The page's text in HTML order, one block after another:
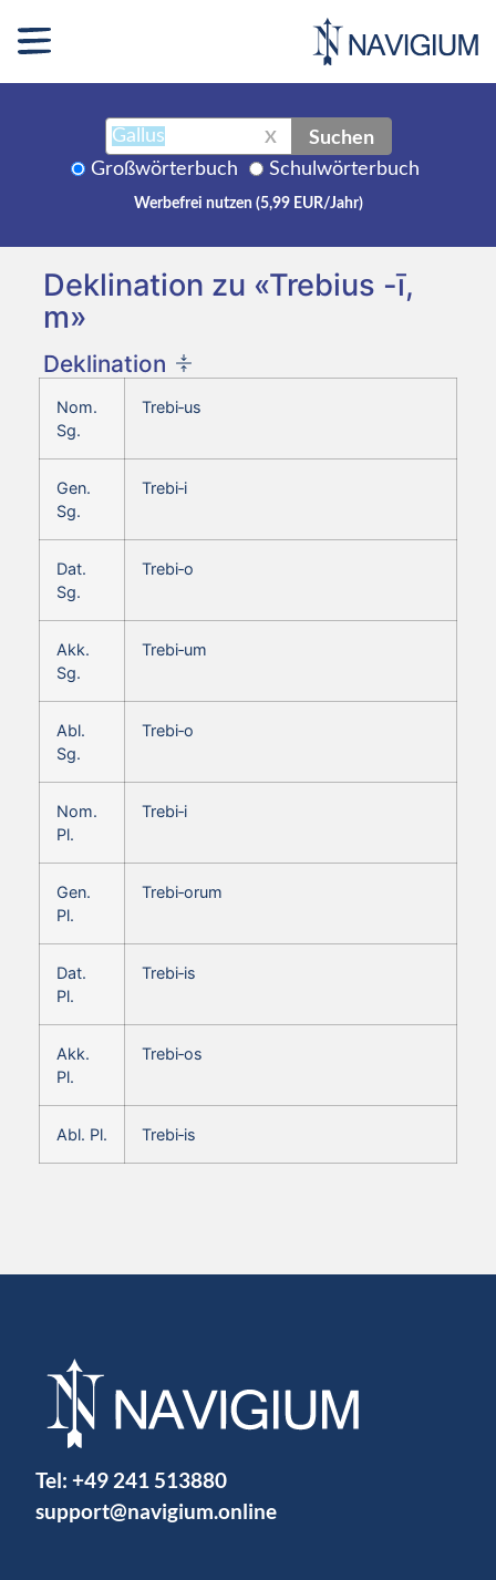
X Suchen
Großwörterbuch Schulwörterbuch
Werbefrei nutzen (5,99 EUR/Jahr)
Deklination zu «Trebius -ī,
m»
Deklination
Nom.
Sg.
Trebi‑us
Gen.
Sg.
Trebi‑i
Dat.
Sg.
Trebi‑o
Akk.
Sg.
Trebi‑um
Abl.
Sg.
Trebi‑o
Nom.
Pl.
Trebi‑i
Gen.
Pl.
Trebi‑orum
Dat.
Pl.
Trebi‑is
Akk.
Pl.
Trebi‑os
Abl. Pl. Trebi‑is
Tel: +49 241 513880
support@navigium.online